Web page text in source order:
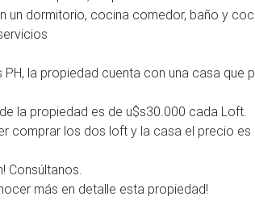
un dormitorio, cocina comedor, baño y
la propiedad cuenta con una casa que
la propiedad es de u$s30.000 cada Loft.
comprar los dos loft y la casa el precio es
Consúltanos.
más en detalle esta propiedad!